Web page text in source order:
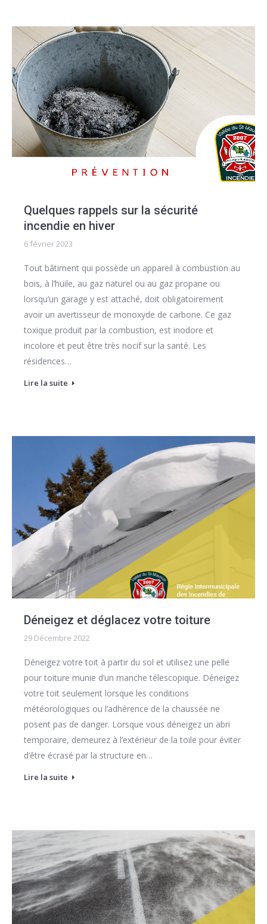
Quelques rappels sur la sécurité
incendie en hiver
6 février 2023
Tout bâtiment qui possède un appareil à combustion au
bois, à l’huile, au gaz naturel ou au gaz propane ou
lorsqu’un garage y est attaché, doit obligatoirement
avoir un avertisseur de monoxyde de carbone. Ce gaz
toxique produit par la combustion, est inodore et
incolore et peut être très nocif sur la santé. Les
résidences…
Lire la suite
Déneigez et déglacez votre toiture
29 Décembre 2022
Déneigez votre toit à partir du sol et utilisez une pelle
pour toiture munie d’un manche télescopique. Déneigez
votre toit seulement lorsque les conditions
météorologiques ou l’adhérence de la chaussée ne
posent pas de danger. Lorsque vous déneigez un abri
temporaire, demeurez à l’extérieur de la toile pour éviter
d’être écrasé par la structure en…
Lire la suite